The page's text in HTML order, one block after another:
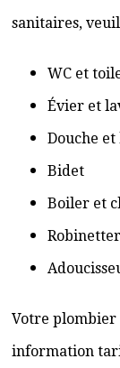
sanitaires,
WC et
Évier et
Douche
Bidet
Boiler et
Votre plombier
information